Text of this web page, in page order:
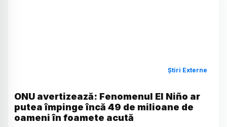
Știri Externe
ONU avertizează: Fenomenul El Niño ar
putea împinge încă 49 de milioane de
oameni în foamete acută